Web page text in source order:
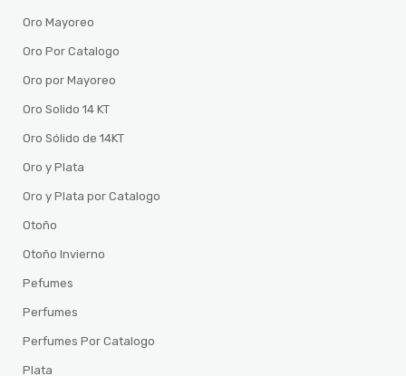
Oro Mayoreo
Oro Por Catalogo
Oro por Mayoreo
Oro Solido 14 KT
Oro Sólido de 14KT
Oro y Plata
Oro y Plata por Catalogo
Otoño
Otoño Invierno
Pefumes
Perfumes
Perfumes Por Catalogo
Plata